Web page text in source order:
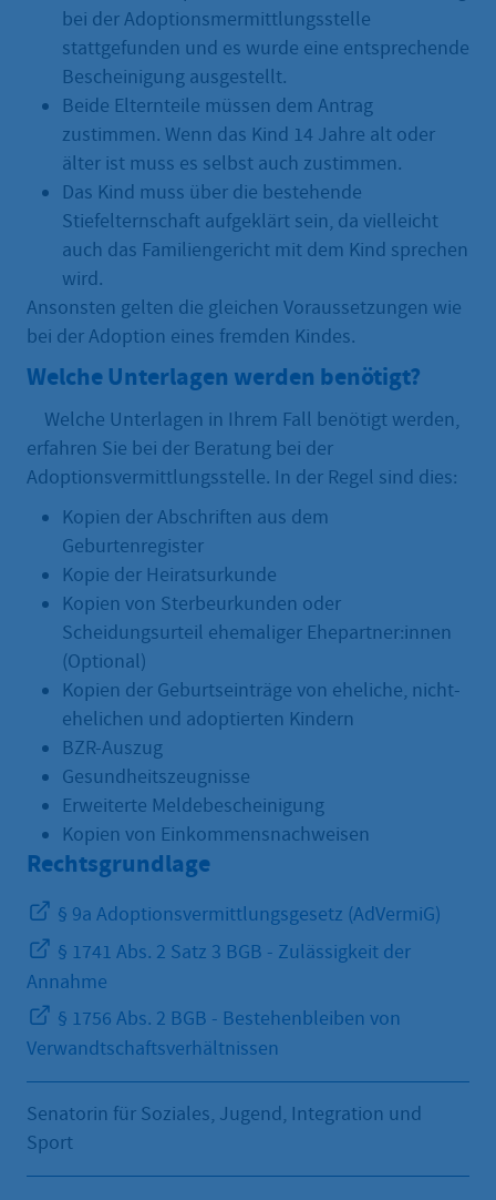
bei der Adoptionsmermittlungsstelle
stattgefunden und es wurde eine entsprechende
Bescheinigung ausgestellt.
Beide Elternteile müssen dem Antrag
zustimmen. Wenn das Kind 14 Jahre alt oder
älter ist muss es selbst auch zustimmen.
Das Kind muss über die bestehende
Stiefelternschaft aufgeklärt sein, da vielleicht
auch das Familiengericht mit dem Kind sprechen
wird.
Ansonsten gelten die gleichen Voraussetzungen wie
bei der Adoption eines fremden Kindes.
Welche Unterlagen werden benötigt?
Welche Unterlagen in Ihrem Fall benötigt werden,
erfahren Sie bei der Beratung bei der
Adoptionsvermittlungsstelle. In der Regel sind dies:
Kopien der Abschriften aus dem
Geburtenregister
Kopie der Heiratsurkunde
Kopien von Sterbeurkunden oder
Scheidungsurteil ehemaliger Ehepartner:innen
(Optional)
Kopien der Geburtseinträge von eheliche, nicht-
ehelichen und adoptierten Kindern
BZR-Auszug
Gesundheitszeugnisse
Erweiterte Meldebescheinigung
Kopien von Einkommensnachweisen
Rechtsgrundlage
§ 9a Adoptionsvermittlungsgesetz (AdVermiG)
§ 1741 Abs. 2 Satz 3 BGB - Zulässigkeit der
Annahme
§ 1756 Abs. 2 BGB - Bestehenbleiben von
Verwandtschaftsverhältnissen
Senatorin für Soziales, Jugend, Integration und
Sport